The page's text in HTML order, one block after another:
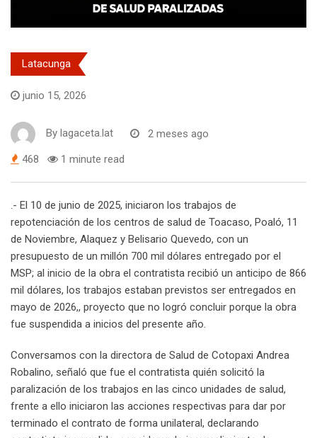
Latacunga
junio 15, 2026
By lagaceta.lat 2 meses ago
468 1 minute read
.- El 10 de junio de 2025, iniciaron los trabajos de
repotenciación de los centros de salud de Toacaso, Poaló, 11
de Noviembre, Alaquez y Belisario Quevedo, con un
presupuesto de un millón 700 mil dólares entregado por el
MSP; al inicio de la obra el contratista recibió un anticipo de 866
mil dólares, los trabajos estaban previstos ser entregados en
mayo de 2026,, proyecto que no logró concluir porque la obra
fue suspendida a inicios del presente año.
Conversamos con la directora de Salud de Cotopaxi Andrea
Robalino, señaló que fue el contratista quién solicitó la
paralización de los trabajos en las cinco unidades de salud,
frente a ello iniciaron las acciones respectivas para dar por
terminado el contrato de forma unilateral, declarando